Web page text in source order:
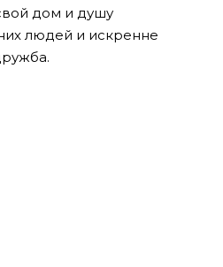
дом и душу
людей и искренне